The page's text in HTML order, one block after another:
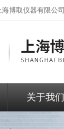
海博取仪器有限公司
关于我们